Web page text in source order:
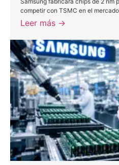
competir con TSMC en el
Leer más →